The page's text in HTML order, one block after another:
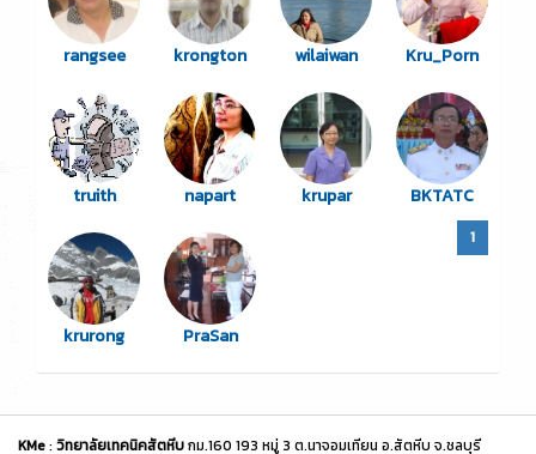
rangsee krongton wilaiwan Kru_Porn
truith napart krupar BKTATC
krurong PraSan
1
KMe: วิทยาลัยเทคนิคสัตหีบกม.160 193 หมู่ 3 ต.นาจอมเทียน อ.สัตหีบ จ.ชลบุรี